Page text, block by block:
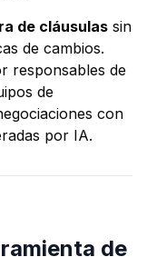
de cláusulas sin
de cambios.
responsables de
de
con
por IA.
de